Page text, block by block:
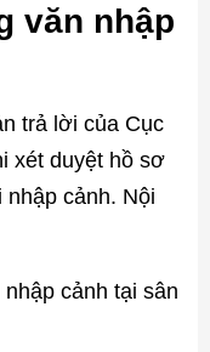
văn nhập
trả lời của Cục
xét duyệt hồ sơ
cảnh. Nội
cảnh tại sân